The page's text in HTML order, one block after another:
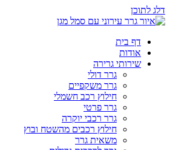
דלג לתוכן
דף בית
אודות
שירותי גרירה
גרר דולי
גרר משקפיים
חילוץ רכב חשמלי
גרר פרטי
גרר רכבי יוקרה
חילוץ רכבים מהשטח ובוץ
משאית גרר